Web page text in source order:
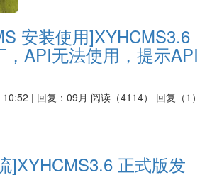
安装使用]XYHCMS3.6
API无法使用，提示API
阅读（4114） 回复（1）
| 回复：09月
]XYHCMS3.6 正式版发